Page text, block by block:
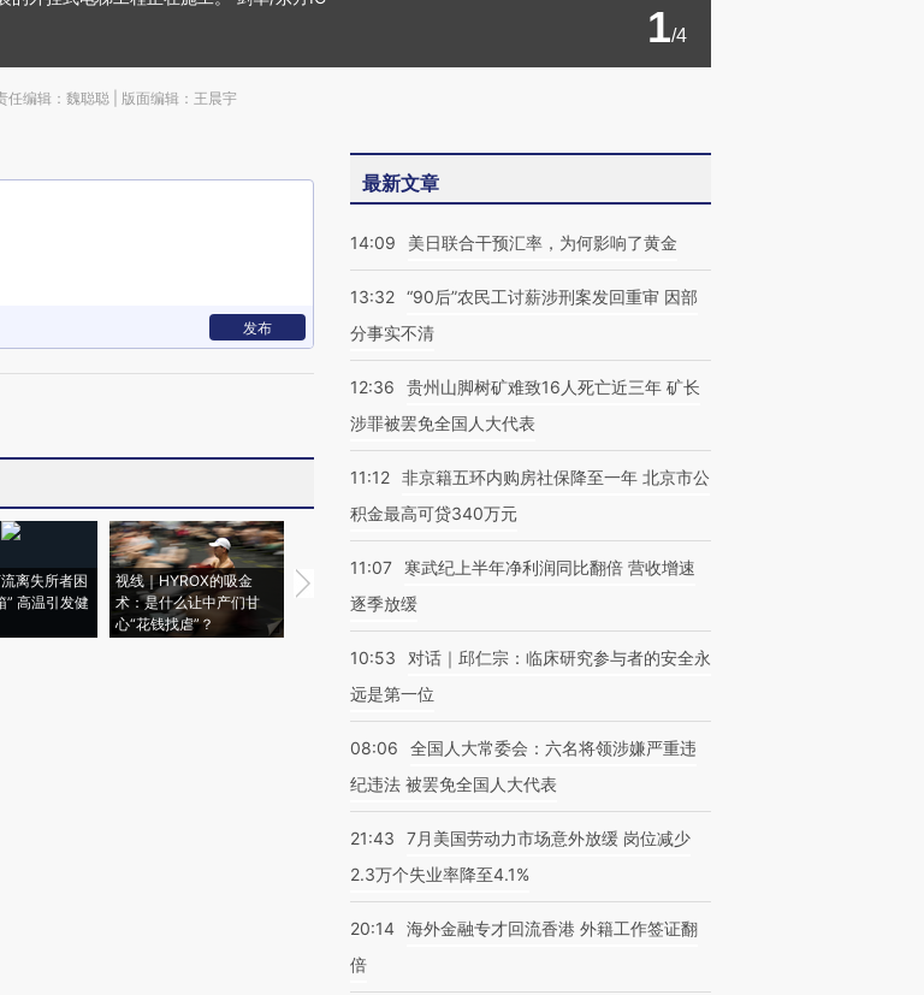
1/4
任编辑：魏聪聪 | 版面编辑：王晨宇
发布
离失所者困
” 高温引发健
视线｜HYROX的吸金
术：是什么让中产们甘
心“花钱找虐”？
马航飞行员跨国走私7万
粒摇头丸 尿检体内含3种
视线｜被称为“蟑螂”的印
视线｜“入侵”还是“人道危
最新文章
14:09 美日联合干预汇率，为何影响了黄金
13:32 “90后”农民工讨薪涉刑案发回重审 因部
分事实不清
12:36
贵州山脚树矿难致16人死亡近三年 矿长
涉罪被罢免全国人大代表
11:12 非京籍五环内购房社保降至一年 北京市公
积金最高可贷340万元
11:07
寒武纪上半年净利润同比翻倍 营收增速
逐季放缓
10:53
对话｜邱仁宗：临床研究参与者的安全永
远是第一位
08:06
全国人大常委会：六名将领涉嫌严重违
纪违法 被罢免全国人大代表
21:43
7月美国劳动力市场意外放缓 岗位减少
2.3万个失业率降至4.1%
20:14 海外金融专才回流香港 外籍工作签证翻
倍